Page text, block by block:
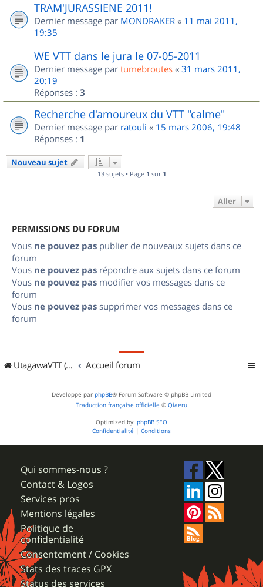
TRAM'JURASSIENE 2011!
Dernier message par MONDRAKER « 11 mai 2011,
19:35
WE VTT dans le jura le 07-05-2011
Dernier message par tumebroutes « 31 mars 2011,
20:19
Réponses : 3
Recherche d'amoureux du VTT "calme"
Dernier message par ratouli « 15 mars 2006, 19:48
Réponses : 1
Nouveau sujet
13 sujets • Page 1 sur 1
Aller
PERMISSIONS DU FORUM
Vous ne pouvez pas publier de nouveaux sujets dans ce
forum
Vous ne pouvez pas répondre aux sujets dans ce forum
Vous ne pouvez pas modifier vos messages dans ce
forum
Vous ne pouvez pas supprimer vos messages dans ce
forum
UtagawaVTT (Randos VTT et VTTAE avec traces GPS) Accueil forum
Développé par phpBB® Forum Software © phpBB Limited
Traduction française officielle © Qiaeru
Optimized by: phpBB SEO
Confidentialité | Conditions
Qui sommes-nous ?
Contact & Logos
Services pros
Mentions légales
Politique de
confidentialité
Consentement / Cookies
Stats des traces GPX
Status des services